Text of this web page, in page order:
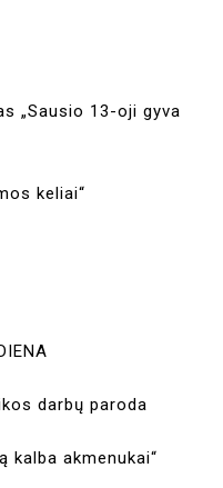
„Sausio 13-oji gyva
keliai“
darbų paroda
kalba akmenukai“